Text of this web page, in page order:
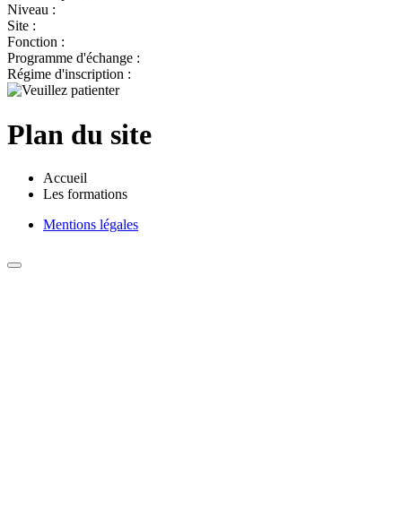
Niveau :
Site :
Fonction :
Programme d'échange :
Régime d'inscription :
Plan du site
Accueil
Les formations
Mentions légales